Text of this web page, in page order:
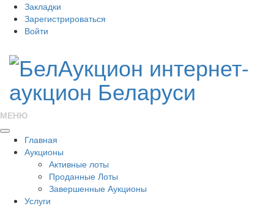
Закладки
Зарегистрироваться
Войти
МЕНЮ
Главная
Аукционы
Активные лоты
Проданные Лоты
Завершенные Аукционы
Услуги